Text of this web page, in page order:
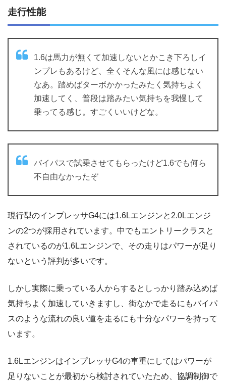
走行性能
1.6は馬力が無くて加速しないとかこき下ろしイ
ンプレもあるけど、全くそんな風には感じない
なあ。踏めばターボかかったみたく気持ちよく
加速してく、普段は踏みたい気持ちを我慢して
乗ってる感じ。すごくいいけどな。
バイパスで試乗させてもらったけど1.6でも何ら
不自由なかったぞ
現行型のインプレッサG4には1.6Lエンジンと2.0Lエンジ
ンの2つが採用されています。中でもエントリークラスと
されているのが1.6Lエンジンで、その走りはパワーが足り
ないという評判が多いです。
しかし実際に乗っている人からするとしっかり踏み込めば
気持ちよく加速していきますし、街なかで走るにもバイパ
スのような流れの良い道を走るにも十分なパワーを持って
います。
1.6LエンジンはインプレッサG4の車重にしてはパワーが
足りないことが最初から検討されていたため、協調制御で